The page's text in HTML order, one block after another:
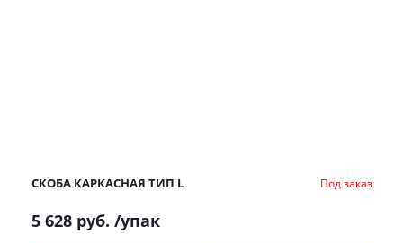
СКОБА КАРКАСНАЯ ТИП L Под заказ
5 628 руб. /упак